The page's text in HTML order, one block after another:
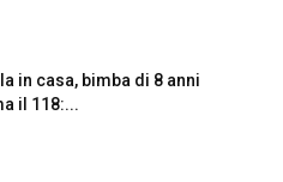
in casa, bimba di 8 anni
il 118:...